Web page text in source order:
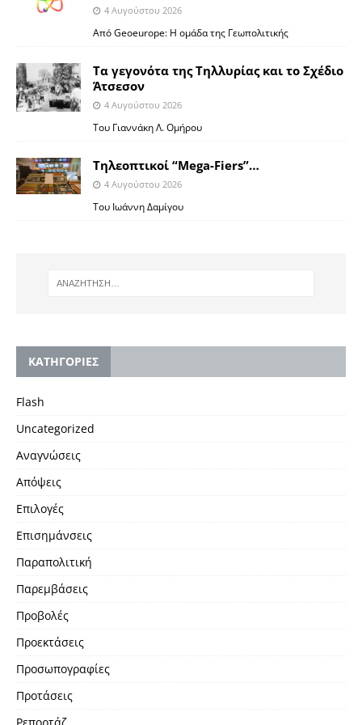
4 Αυγούστου 2026
Από Geoeurope: H ομάδα της Γεωπολιτικής
Τα γεγονότα της Τηλλυρίας και το Σχέδιο
Άτσεσον
4 Αυγούστου 2026
Toυ Γιαννάκη Λ. Ομήρου
Tηλεοπτικοί “Mega-Fiers”…
4 Αυγούστου 2026
Toυ Ιωάννη Δαμίγου
KΑΤΗΓΟΡΙΕΣ
Flash
Uncategorized
Αναγνώσεις
Απόψεις
Επιλογές
Επισημάνσεις
Παραπολιτική
Παρεμβάσεις
Προβολές
Προεκτάσεις
Προσωπογραφίες
Προτάσεις
Ρεπορτάζ